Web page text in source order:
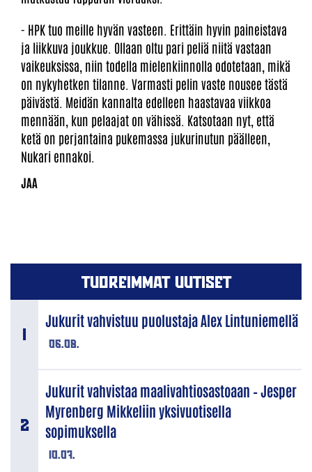
- HPK tuo meille hyvän vasteen. Erittäin hyvin paineistava
ja liikkuva joukkue. Ollaan oltu pari peliä niitä vastaan
vaikeuksissa, niin todella mielenkiinnolla odotetaan, mikä
on nykyhetken tilanne. Varmasti pelin vaste nousee tästä
päivästä. Meidän kannalta edelleen haastavaa viikkoa
mennään, kun pelaajat on vähissä. Katsotaan nyt, että
ketä on perjantaina pukemassa jukurinutun päälleen,
Nukari ennakoi.
TUOREIMMAT UUTISET
06.08.
Jukurit vahvistuu puolustaja Alex Lintuniemellä
10.07.
Jukurit vahvistaa maalivahtiosastoaan – Jesper
Myrenberg Mikkeliin yksivuotisella
sopimuksella